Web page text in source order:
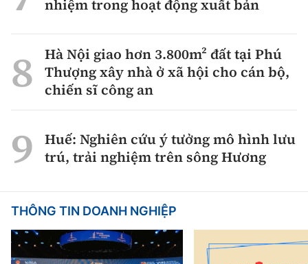
nhiệm trong hoạt động xuất bản
Hà Nội giao hơn 3.800m² đất tại Phú
Thượng xây nhà ở xã hội cho cán bộ,
chiến sĩ công an
Huế: Nghiên cứu ý tưởng mô hình lưu
trú, trải nghiệm trên sông Hương
THÔNG TIN DOANH NGHIỆP